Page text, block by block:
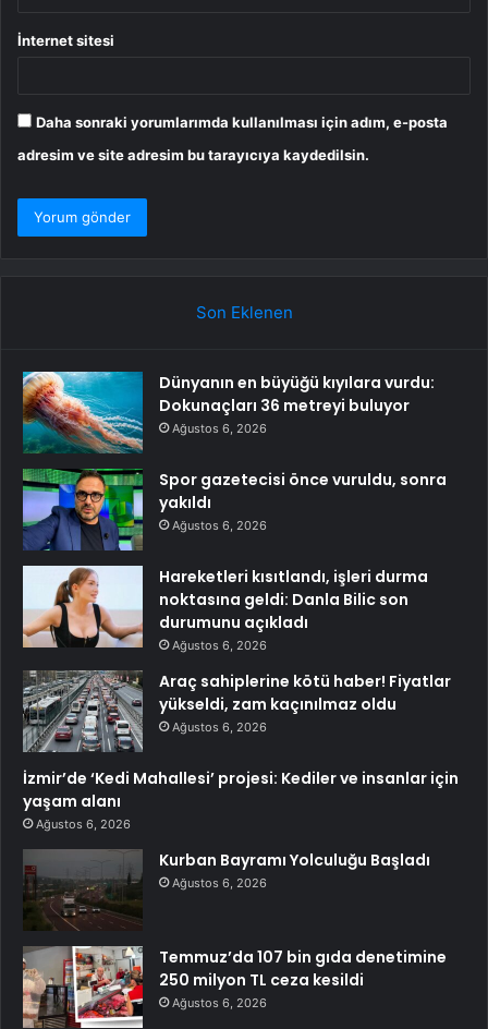
İnternet sitesi
Daha sonraki yorumlarımda kullanılması için adım, e-posta
adresim ve site adresim bu tarayıcıya kaydedilsin.
Son Eklenen
Dünyanın en büyüğü kıyılara vurdu:
Dokunaçları 36 metreyi buluyor
Ağustos 6, 2026
Spor gazetecisi önce vuruldu, sonra
yakıldı
Ağustos 6, 2026
Hareketleri kısıtlandı, işleri durma
noktasına geldi: Danla Bilic son
durumunu açıkladı
Ağustos 6, 2026
Araç sahiplerine kötü haber! Fiyatlar
yükseldi, zam kaçınılmaz oldu
Ağustos 6, 2026
İzmir’de ‘Kedi Mahallesi’ projesi: Kediler ve insanlar için
yaşam alanı
Ağustos 6, 2026
Kurban Bayramı Yolculuğu Başladı
Ağustos 6, 2026
Temmuz’da 107 bin gıda denetimine
250 milyon TL ceza kesildi
Ağustos 6, 2026